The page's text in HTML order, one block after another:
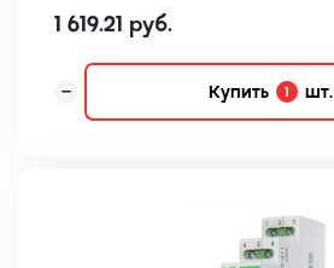
1 619.21 руб.
Купить 1 шт.